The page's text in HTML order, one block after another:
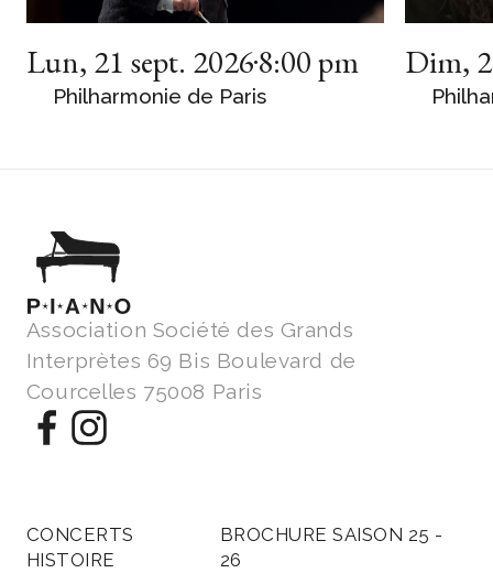
Lun, 21 sept. 20268:00 pm
Philharmonie de Paris
Dim,
Association Société des Grands
Interprètes 69 Bis Boulevard de
Courcelles 75008 Paris
CONCERTS
HISTOIRE
BROCHURE SAISON 25 -
26